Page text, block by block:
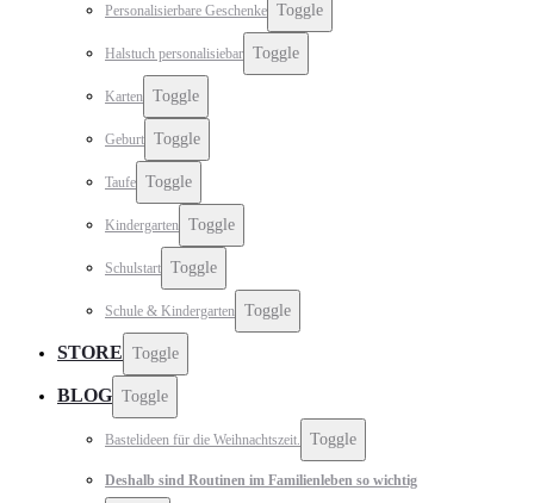
Personalisierbare Geschenke Toggle
Halstuch personalisiebar Toggle
Karten Toggle
Geburt Toggle
Taufe Toggle
Kindergarten Toggle
Schulstart Toggle
Schule & Kindergarten Toggle
STORE Toggle
BLOG Toggle
Bastelideen für die Weihnachtszeit. Toggle
Deshalb sind Routinen im Familienleben so wichtig